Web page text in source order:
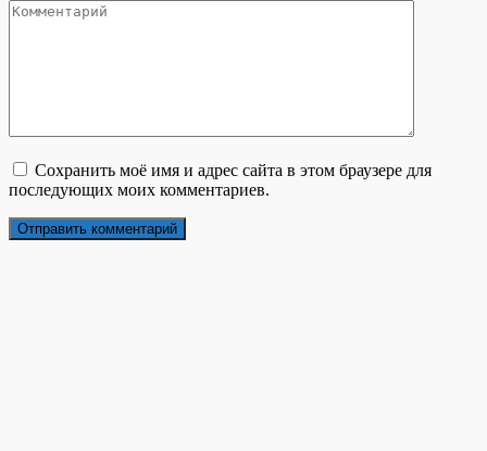
Сохранить моё имя и адрес сайта в этом браузере для
последующих моих комментариев.